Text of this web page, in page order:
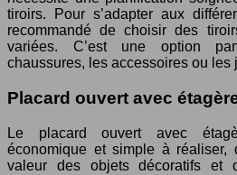
tiroirs. Pour s’adapter aux
recommandé de choisir des
variées. C’est une option
chaussures, les accessoires ou les
Placard ouvert avec
Le placard ouvert avec
économique et simple à réaliser,
valeur des objets décoratifs et